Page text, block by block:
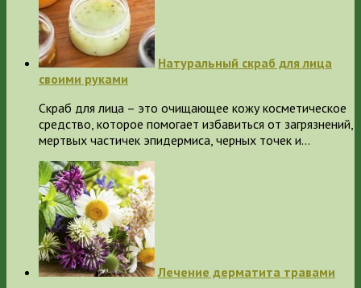
Натуральный скраб для лица
своими руками
Скраб для лица – это очищающее кожу косметическое
средство, которое помогает избавиться от загрязнений,
мертвых частичек эпидермиса, черных точек и…
Лечение дерматита травами